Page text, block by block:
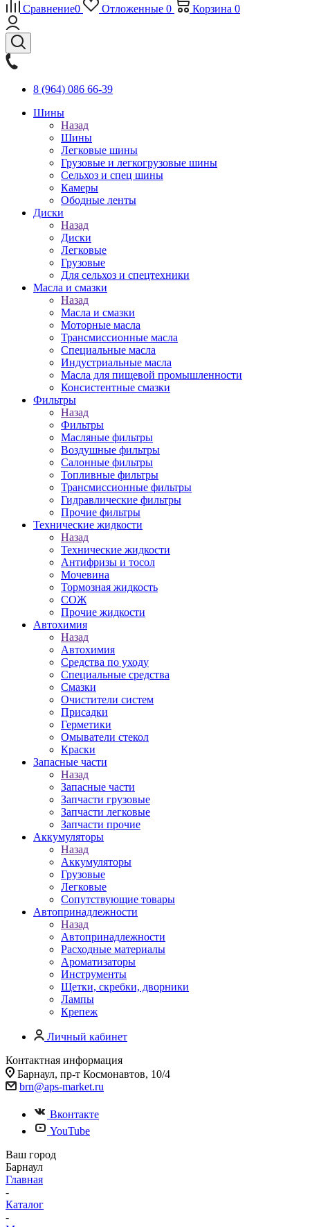
Сравнение0 Отложенные 0 Корзина 0
8 (964) 086 66-39
Шины
Назад
Шины
Легковые шины
Грузовые и легкогрузовые шины
Сельхоз и спец шины
Камеры
Ободные ленты
Диски
Назад
Диски
Легковые
Грузовые
Для сельхоз и спецтехники
Масла и смазки
Назад
Масла и смазки
Моторные масла
Трансмиссионные масла
Специальные масла
Индустриальные масла
Масла для пищевой промышленности
Консистентные смазки
Фильтры
Назад
Фильтры
Масляные фильтры
Воздушные фильтры
Салонные фильтры
Топливные фильтры
Трансмиссионные фильтры
Гидравлические фильтры
Прочие фильтры
Технические жидкости
Назад
Технические жидкости
Антифризы и тосол
Мочевина
Тормозная жидкость
СОЖ
Прочие жидкости
Автохимия
Назад
Автохимия
Средства по уходу
Специальные средства
Смазки
Очистители систем
Присадки
Герметики
Омыватели стекол
Краски
Запасные части
Назад
Запасные части
Запчасти грузовые
Запчасти легковые
Запчасти прочие
Аккумуляторы
Назад
Аккумуляторы
Грузовые
Легковые
Сопутствующие товары
Автопринадлежности
Назад
Автопринадлежности
Расходные материалы
Ароматизаторы
Инструменты
Щетки, скребки, дворники
Лампы
Крепеж
Личный кабинет
Контактная информация
Барнаул, пр-т Космонавтов, 10/4
brn@aps-market.ru
Вконтакте
YouTube
Ваш город
Барнаул
Главная
-
Каталог
-